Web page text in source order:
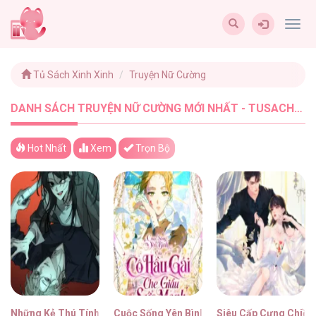
Tủ Sách Xinh Xinh Truyện Nữ Cường
DANH SÁCH TRUYỆN NỮ CƯỜNG MỚI NHẤT - TUSACHXINHXINH (8)
Hot Nhất Xem Trọn Bộ
Những Kẻ Thú Tính Cuộc Sống Yên Bình Của Cô Hầu Gái Che
Siêu Cấp Cưng Chiều